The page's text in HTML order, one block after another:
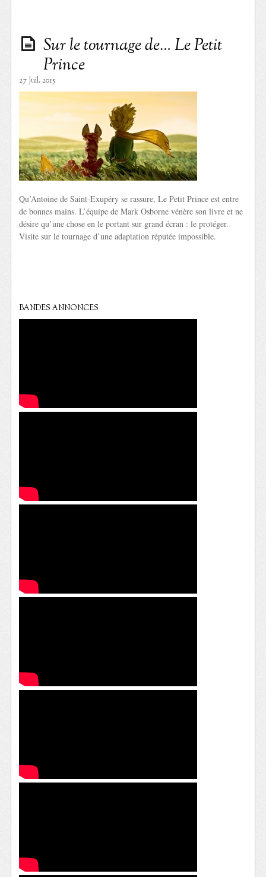
Sur le tournage de… Le Petit
Prince
27 Juil. 2015
Qu’Antoine de Saint-Exupéry se rassure, Le Petit Prince est entre
de bonnes mains. L’équipe de Mark Osborne vénère son livre et ne
désire qu’une chose en le portant sur grand écran : le protéger.
Visite sur le tournage d’une adaptation réputée impossible.
BANDES ANNONCES